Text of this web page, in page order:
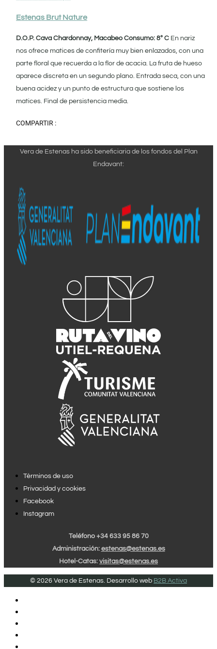
Estenas Brut Nature
D.O.P. Cava Chardonnay, Macabeo Consumo: 8º C En nariz
nos ofrece matices de confitería muy bien enlazados, con una
parte floral que recuerda a la flor de acacia. La fruta de hueso
aparece discreta en un segundo plano. Entrada seca, con una
buena acidez y un punto de estructura que sostiene los
matices. Final de persistencia media.
COMPARTIR :
Vera de Estenas ha sido beneficiaria de los fondos del Plan
Endavant:
Tèrminos de uso
Privacidad y cookies
Facebook
Instagram
Teléfono +34 633 95 86 70
Administración: estenas@estenas.es
Hotel-Catas: visitas@estenas.es
© 2026 Vera de Estenas. Desarrollo web B2B Activa